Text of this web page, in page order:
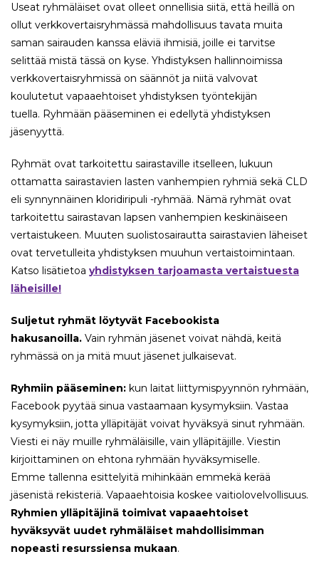
Useat ryhmäläiset ovat olleet onnellisia siitä, että heillä on
ollut verkkovertaisryhmässä mahdollisuus tavata muita
saman sairauden kanssa eläviä ihmisiä, joille ei tarvitse
selittää mistä tässä on kyse. Yhdistyksen hallinnoimissa
verkkovertaisryhmissä on säännöt ja niitä valvovat
koulutetut vapaaehtoiset yhdistyksen työntekijän
tuella. Ryhmään pääseminen ei edellytä yhdistyksen
jäsenyyttä.
Ryhmät ovat tarkoitettu sairastaville itselleen, lukuun
ottamatta sairastavien lasten vanhempien ryhmiä sekä CLD
eli synnynnäinen kloridiripuli -ryhmää. Nämä ryhmät ovat
tarkoitettu sairastavan lapsen vanhempien keskinäiseen
vertaistukeen. Muuten suolistosairautta sairastavien läheiset
ovat tervetulleita yhdistyksen muuhun vertaistoimintaan.
Katso lisätietoa yhdistyksen tarjoamasta vertaistuesta
läheisille!
Suljetut ryhmät löytyvät Facebookista
hakusanoilla. Vain ryhmän jäsenet voivat nähdä, keitä
ryhmässä on ja mitä muut jäsenet julkaisevat.
Ryhmiin pääseminen: kun laitat liittymispyynnön ryhmään,
Facebook pyytää sinua vastaamaan kysymyksiin. Vastaa
kysymyksiin, jotta ylläpitäjät voivat hyväksyä sinut ryhmään.
Viesti ei näy muille ryhmäläisille, vain ylläpitäjille. Viestin
kirjoittaminen on ehtona ryhmään hyväksymiselle.
Emme tallenna esittelyitä mihinkään emmekä kerää
jäsenistä rekisteriä. Vapaaehtoisia koskee vaitiolovelvollisuus.
Ryhmien ylläpitäjinä toimivat vapaaehtoiset
hyväksyvät uudet ryhmäläiset mahdollisimman
nopeasti resurssiensa mukaan.